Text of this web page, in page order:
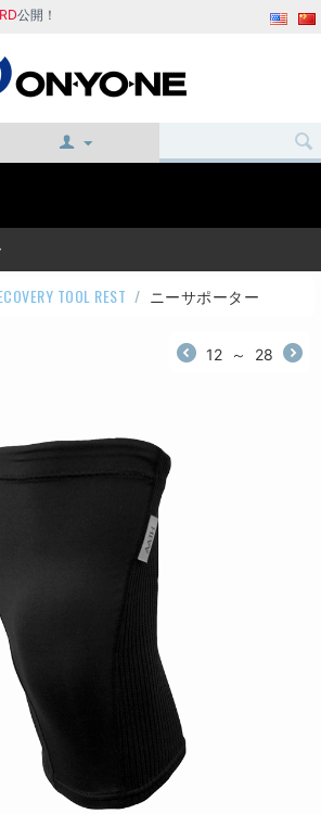
公開！
TOOL REST / ニーサポーター
12 ～ 28